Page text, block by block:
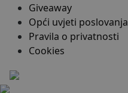
Giveaway
Opći uvjeti poslovanja
Pravila o privatnosti
Cookies